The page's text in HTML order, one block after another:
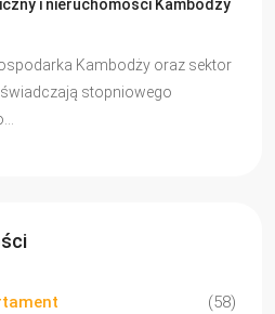
i nieruchomości Kambodży
Kambodży oraz sektor
stopniowego
(58)